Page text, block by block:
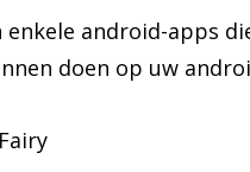
enkele android-apps
doen op uw